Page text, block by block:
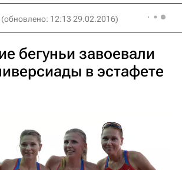
(обновлено: 12:13 29.02.2016)
бегуньи завоевали
в эстафете